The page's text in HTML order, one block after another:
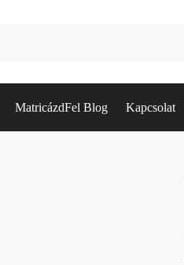
MatricázdFel Blog Kapcsolat